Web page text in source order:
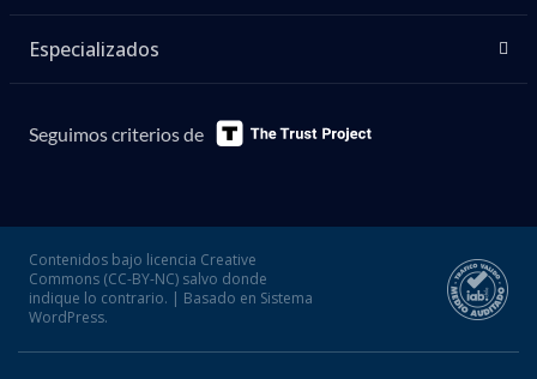
Especializados
Seguimos criterios de
Contenidos bajo licencia Creative
Commons (CC-BY-NC) salvo donde
indique lo contrario. | Basado en Sistema
WordPress.